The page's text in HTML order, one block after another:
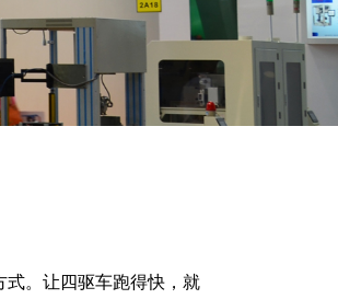
。让四驱车跑得快，就